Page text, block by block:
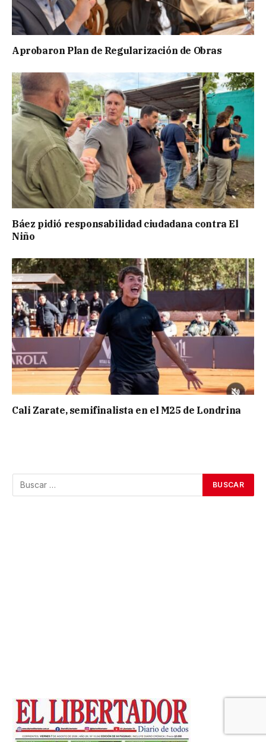
Aprobaron Plan de Regularización de Obras
Báez pidió responsabilidad ciudadana contra El
Niño
Cali Zarate, semifinalista en el M25 de Londrina